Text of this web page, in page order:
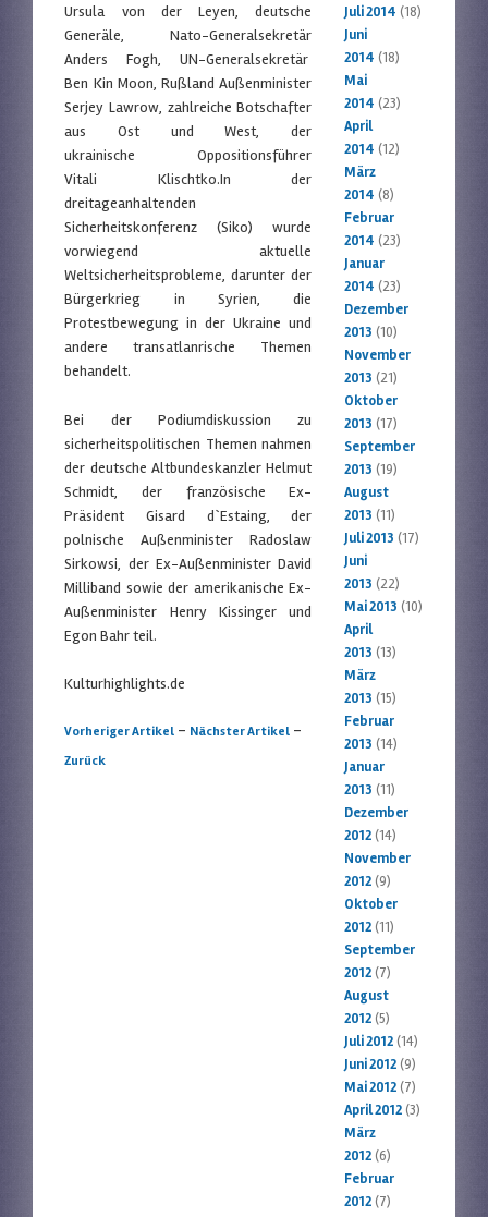
Ursula von der Leyen, deutsche
Generäle, Nato-Generalsekretär
Anders Fogh, UN-Generalsekretär
Ben Kin Moon, Rußland Außenminister
Serjey Lawrow, zahlreiche Botschafter
aus Ost und West, der
ukrainische Oppositionsführer
Vitali Klischtko.In der
dreitageanhaltenden
Sicherheitskonferenz (Siko) wurde
vorwiegend aktuelle
Weltsicherheitsprobleme, darunter der
Bürgerkrieg in Syrien, die
Protestbewegung in der Ukraine und
andere transatlanrische Themen
behandelt.
Bei der Podiumdiskussion zu
sicherheitspolitischen Themen nahmen
der deutsche Altbundeskanzler Helmut
Schmidt, der französische Ex-
Präsident Gisard d`Estaing, der
polnische Außenminister Radoslaw
Sirkowsi, der Ex-Außenminister David
Milliband sowie der amerikanische Ex-
Außenminister Henry Kissinger und
Egon Bahr teil.
Kulturhighlights.de
Artikelnavigation
Vorheriger Artikel - Nächster Artikel -
Zurück
Juli 2014 (18)
Juni
2014 (18)
Mai
2014 (23)
April
2014 (12)
März
2014 (8)
Februar
2014 (23)
Januar
2014 (23)
Dezember
2013 (10)
November
2013 (21)
Oktober
2013 (17)
September
2013 (19)
August
2013 (11)
Juli 2013 (17)
Juni
2013 (22)
Mai 2013 (10)
April
2013 (13)
März
2013 (15)
Februar
2013 (14)
Januar
2013 (11)
Dezember
2012(14)
November
2012(9)
Oktober
2012(11)
September
2012(7)
August
2012(5)
Juli 2012(14)
Juni 2012(9)
Mai 2012(7)
April 2012(3)
März
2012(6)
Februar
2012(7)